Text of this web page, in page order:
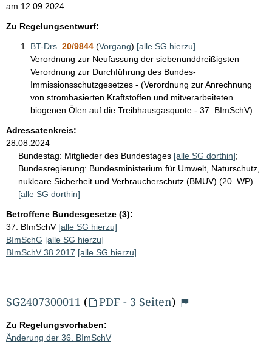
am 12.09.2024
Zu Regelungsentwurf:
BT-Drs. 20/9844 (Vorgang) [alle SG hierzu]
Verordnung zur Neufassung der siebenunddreißigsten
Verordnung zur Durchführung des Bundes-
Immissionsschutzgesetzes - (Verordnung zur Anrechnung
von strombasierten Kraftstoffen und mitverarbeiteten
biogenen Ölen auf die Treibhausgasquote - 37. BImSchV)
Adressatenkreis:
28.08.2024
Bundestag: Mitglieder des Bundestages [alle SG dorthin];
Bundesregierung: Bundesministerium für Umwelt, Naturschutz,
nukleare Sicherheit und Verbraucherschutz (BMUV) (20. WP)
[alle SG dorthin]
Betroffene Bundesgesetze (3):
37. BImSchV [alle SG hierzu]
BImSchG [alle SG hierzu]
BImSchV 38 2017 [alle SG hierzu]
SG2407300011 ( PDF - 3 Seiten)
Zu Regelungsvorhaben:
Änderung der 36. BImSchV